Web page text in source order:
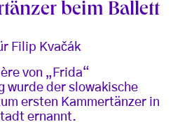
beim Ballett
Filip Kvačák
von „Frida“
wurde der slowakische
ersten Kammertänzer in
ernannt.